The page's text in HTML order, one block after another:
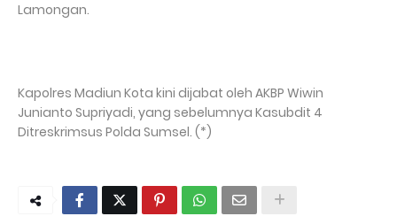
Lamongan.
Kapolres Madiun Kota kini dijabat oleh AKBP Wiwin
Junianto Supriyadi, yang sebelumnya Kasubdit 4
Ditreskrimsus Polda Sumsel. (*)